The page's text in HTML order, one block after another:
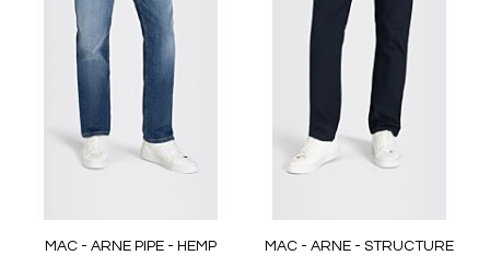
MAC - ARNE PIPE - HEMP
MAC - ARNE - STRUCTURE